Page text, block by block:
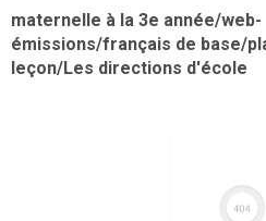
maternelle à la 3e année/web-
émissions/français de base/
leçon/Les directions d'école